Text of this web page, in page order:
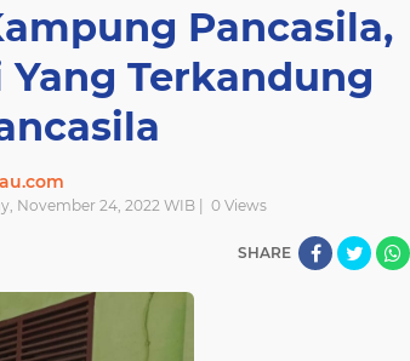
Pancasila,
Terkandung
November 24, 2022 WIB | 0Views
SHARE